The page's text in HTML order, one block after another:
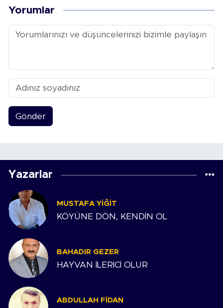
Yorumlar
Gönder
Yazarlar
MUSTAFA YIĞIT
KÖYÜNE DÖN, KENDİN OL
BAHADIR GEZER
HAYVAN İLERİCİ OLUR
ABDULLAH FIDAN